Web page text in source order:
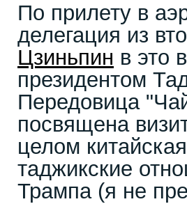
По прилету в
делегация из
Цзиньпин в это
президентом
Передовица
посвящена
целом
таджикские
Трампа (я не